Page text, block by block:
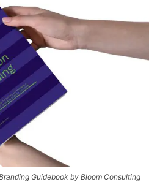
Guidebook by Bloom Consulting